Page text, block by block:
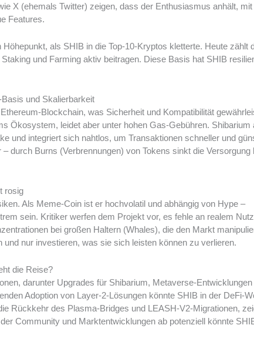
X (ehemals Twitter) zeigen, dass der Enthusiasmus anhält,
Features.
als SHIB in die Top-10-Kryptos kletterte. Heute zählt
und Farming aktiv beitragen. Diese Basis hat SHIB
und Skalierbarkeit
Blockchain, was Sicherheit und Kompatibilität
Ökosystem, leidet aber unter hohen Gas-Gebühren. Shibarium
und integriert sich nahtlos, um Transaktionen schneller und
durch Burns (Verbrennungen) von Tokens sinkt die Versorgung
rosig
Als Meme-Coin ist er hochvolatil und abhängig von Hype –
sein. Kritiker werfen dem Projekt vor, es fehle an realem
bei großen Haltern (Whales), die den Markt
und nur investieren, was sie sich leisten können zu verlieren.
die Reise?
darunter Upgrades für Shibarium, Metaverse-Entwicklungen
Adoption von Layer-2-Lösungen könnte SHIB in der DeFi-
Rückkehr des Plasma-Bridges und LEASH-V2-Migrationen,
Community und Marktentwicklungen ab potenziell könnte